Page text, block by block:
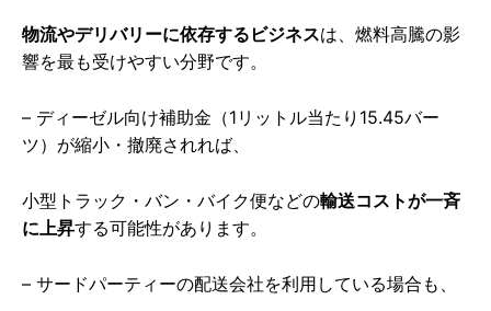
物流やデリバリーに依存するビジネスは、燃料高騰の影
響を最も受けやすい分野です。
– ディーゼル向け補助金（1リットル当たり15.45バー
ツ）が縮小・撤廃されれば、
小型トラック・バン・バイク便などの輸送コストが一斉
に上昇する可能性があります。
– サードパーティーの配送会社を利用している場合も、